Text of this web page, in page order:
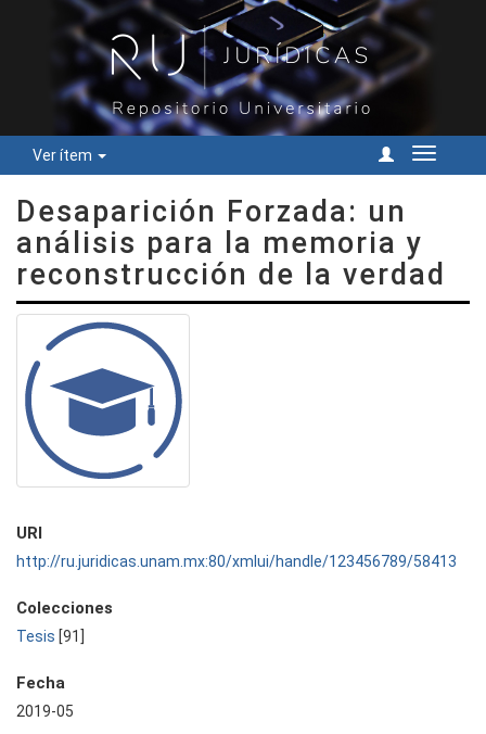
Ver ítem
Cambiar
Desaparición Forzada: un
análisis para la memoria y
reconstrucción de la verdad
URI
http://ru.juridicas.unam.mx:80/xmlui/handle/123456789/58413
Colecciones
Tesis [91]
Fecha
2019-05